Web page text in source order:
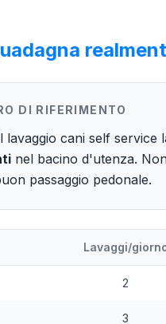
DI RIFERIMENTO
lavaggio cani self service
nel bacino d'utenza.
passaggio pedonale.
Lavaggi/
2
3